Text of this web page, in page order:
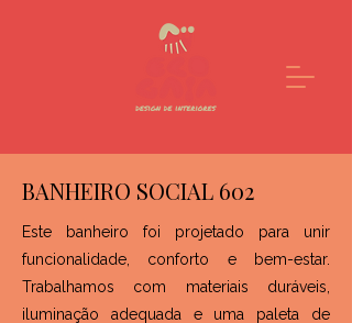
BANHEIRO SOCIAL 602
Este banheiro foi projetado para unir
funcionalidade, conforto e bem-estar.
Trabalhamos com materiais duráveis,
iluminação adequada e uma paleta de